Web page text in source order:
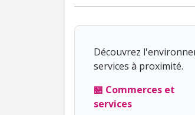
Découvrez
services à proximité.
🏪 Commerces et
services